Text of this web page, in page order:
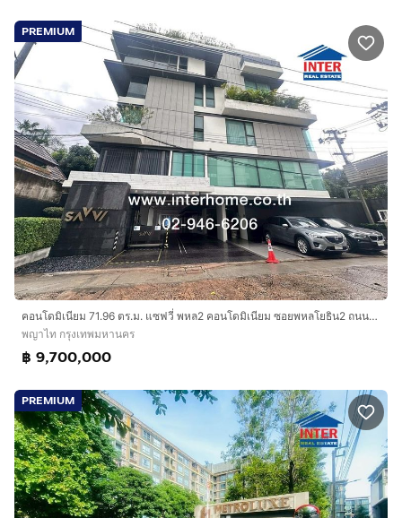
PREMIUM
คอนโดมิเนียม 71.96 ตร.ม. แซฟวี่ พหล2 คอนโดมิเนียม ซอยพหลโยธิน2 ถนนพหลโยธิน เขตพญาไท กรุงเทพมหานคร
พญาไท กรุงเทพมหานคร
฿ 9,700,000
PREMIUM